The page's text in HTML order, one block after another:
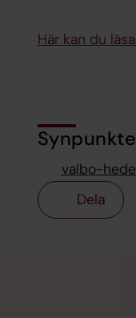
Här kan du
valbo-
Dela